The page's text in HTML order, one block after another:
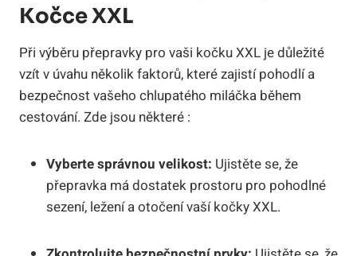
Kočce XXL
Při výběru přepravky pro vaši kočku XXL je důležité
vzít v úvahu několik faktorů, které zajistí pohodlí a
bezpečnost vašeho chlupatého miláčka během
cestování. Zde jsou některé :
Vyberte správnou velikost: Ujistěte se, že
přepravka má dostatek prostoru pro pohodlné
sezení, ležení a otočení vaší kočky XXL.